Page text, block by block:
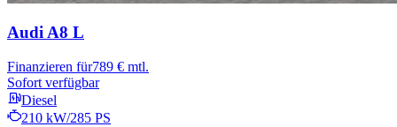
Audi A8 L
Finanzieren für789 € mtl.
Sofort verfügbar
Diesel
210 kW/285 PS